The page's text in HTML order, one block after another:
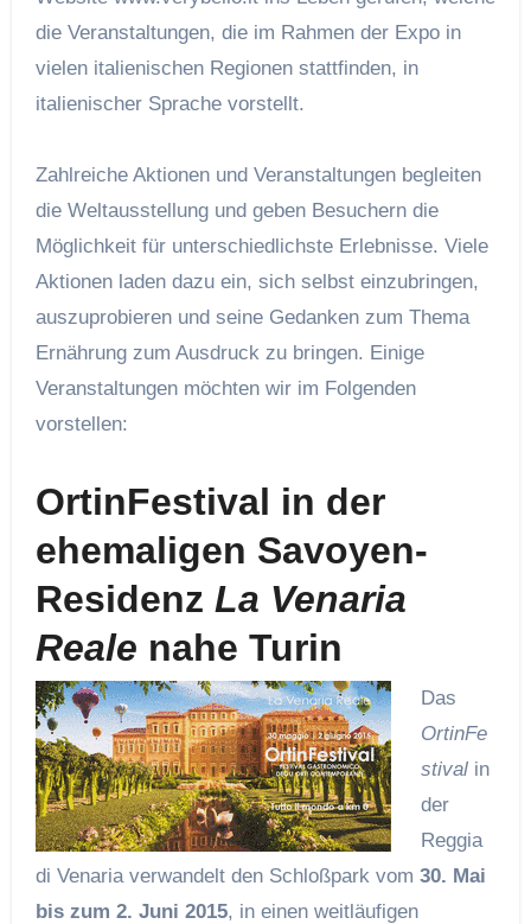
die Veranstaltungen, die im Rahmen der Expo in
vielen italienischen Regionen stattfinden, in
italienischer Sprache vorstellt.
Zahlreiche Aktionen und Veranstaltungen begleiten
die Weltausstellung und geben Besuchern die
Möglichkeit für unterschiedlichste Erlebnisse. Viele
Aktionen laden dazu ein, sich selbst einzubringen,
auszuprobieren und seine Gedanken zum Thema
Ernährung zum Ausdruck zu bringen. Einige
Veranstaltungen möchten wir im Folgenden
vorstellen:
OrtinFestival in der
ehemaligen Savoyen-
Residenz La Venaria
Reale nahe Turin
Das
OrtinFe
stival in
der
Reggia
di Venaria verwandelt den Schloßpark vom 30. Mai
bis zum 2. Juni 2015, in einen weitläufigen